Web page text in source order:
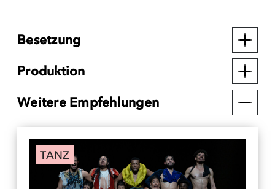
Besetzung
Produktion
Weitere Empfehlungen
TANZ